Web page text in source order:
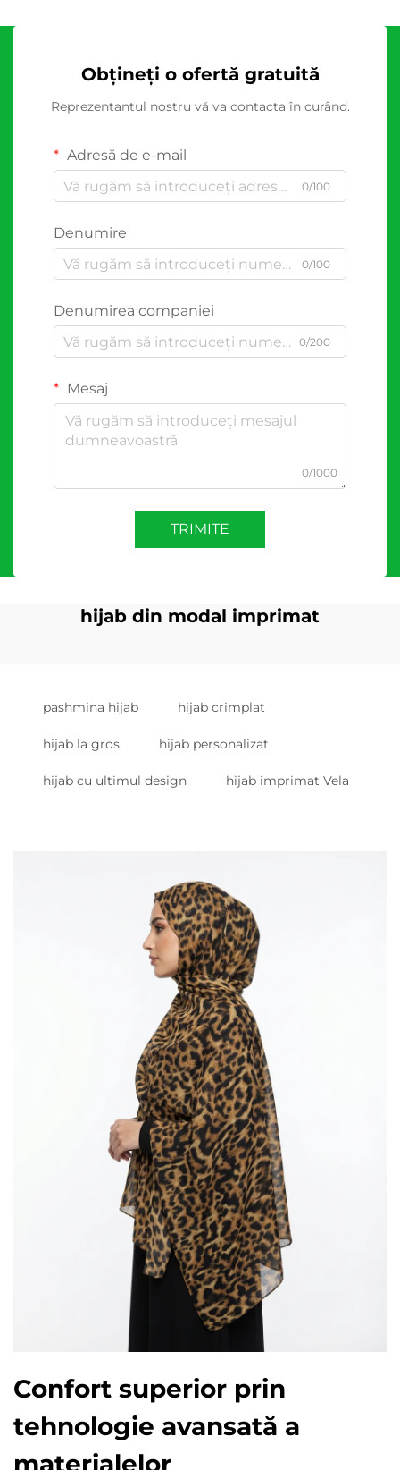
Obțineți o ofertă gratuită
Reprezentantul nostru vă va contacta în curând.
Adresă de e-mail
0/100
Denumire
0/100
Denumirea companiei
0/200
Mesaj
0/1000
TRIMITE
hijab din modal imprimat
pashmina hijab hijab crimplat
hijab la gros hijab personalizat
hijab cu ultimul design hijab imprimat Vela
Confort superior prin
tehnologie avansată a
materialelor